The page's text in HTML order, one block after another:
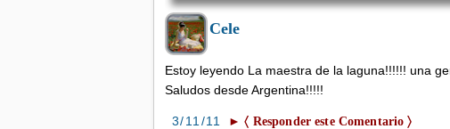
Gloria V. Casañas La
La maestra de la laguna es
la nueva novela de Gloria
V. Casañas lista para ...
Cele
Estoy leyendo La maestra de la laguna!!!!!! una
Saludos desde Argentina!!!!!
3/11/11 ► 〈 Responder este Comentario 〉